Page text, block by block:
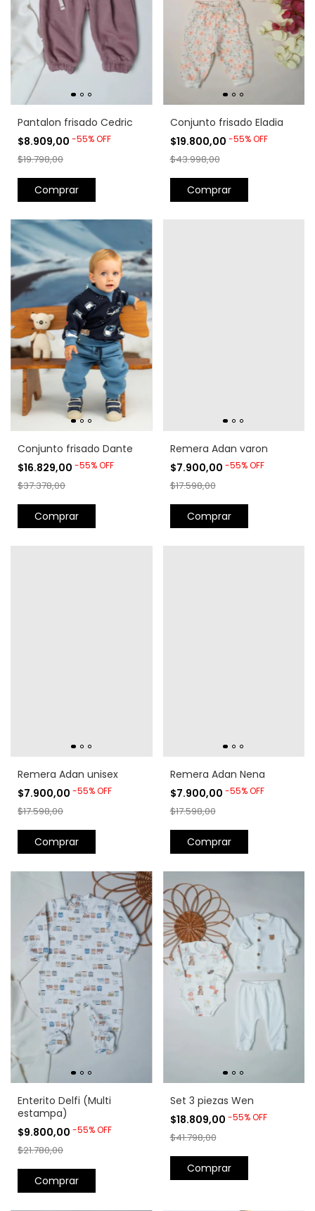
Pantalon frisado Cedric
$8.909,00 -55%OFF
$19.798,00
Comprar
Conjunto frisado Eladia
$19.800,00 -55%OFF
$43.998,00
Comprar
Conjunto frisado Dante
$16.829,00 -55%OFF
$37.378,00
Comprar
Remera Adan varon
$7.900,00 -55%OFF
$17.598,00
Comprar
Remera Adan unisex
$7.900,00 -55%OFF
$17.598,00
Comprar
Remera Adan Nena
$7.900,00 -55%OFF
$17.598,00
Comprar
Enterito Delfi (Multi
estampa)
$9.800,00 -55%OFF
$21.780,00
Comprar
Set 3 piezas Wen
$18.809,00 -55%OFF
$41.798,00
Comprar